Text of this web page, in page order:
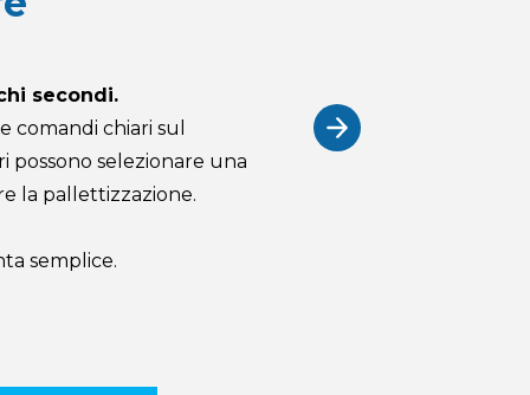
secondi.
comandi chiari sul
possono selezionare una
la pallettizzazione.
semplice.